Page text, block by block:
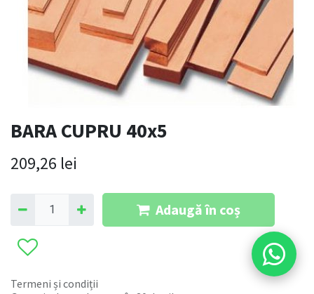
BARA CUPRU 40x5
209,26 lei
Adaugă în coș
Termeni și condiții